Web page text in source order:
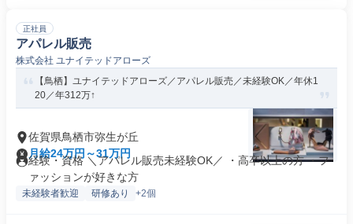
正社員
アパレル販売
株式会社 ユナイテッドアローズ
【鳥栖】ユナイテッドアローズ／アパレル販売／未経験OK／年休1
20／年312万↑
佐賀県鳥栖市弥生が丘
月給24万円～31万円
経験・資格 ＼アパレル販売未経験OK／ ・高卒以上の方 ・フ
ァッションが好きな方
未経験者歓迎 研修あり +2個